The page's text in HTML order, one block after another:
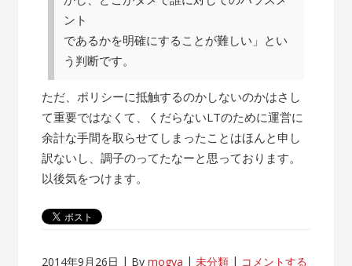
ント
であるかを明確にすることが難しい」とい
う判断です。
ただ、ポリシーに抵触するのかしないのかはさし
て重要ではなくて、くだらないLTのために運営に
余計な手間を取らせてしまったことはほんと申し
訳ないし、調子のってたなーと思っております。
以後気をつけます。
2014年9月26日 Bymogya 未分類 コメントする